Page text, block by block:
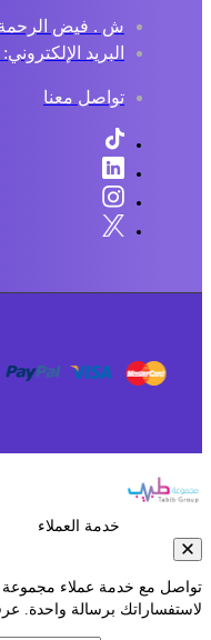
ش . فيض الرحمة -
البريد الإلكتروني: help@tabibgroupapp.com
تواصل معنا
خدمة العملاء
مع خدمة عملاء مجموعة
برسالة واحدة. عرفنا